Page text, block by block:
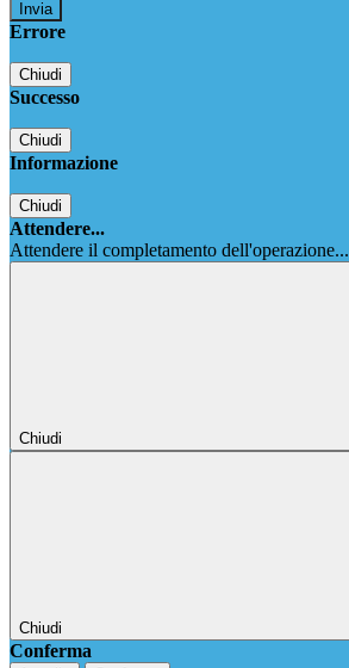
Errore
Chiudi
Successo
Chiudi
Informazione
Chiudi
Attendere...
Attendere il completamento dell'operazione...
Chiudi
Chiudi
Conferma